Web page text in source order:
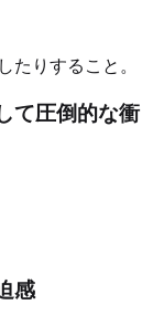
たりすること。
て圧倒的な衝
感